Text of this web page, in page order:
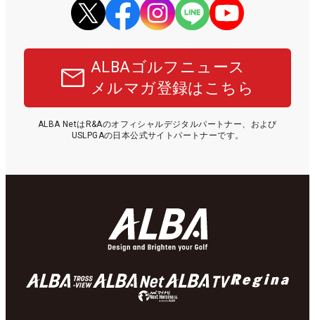
ALBAゴルフニュース
メルマガ登録はこちら
ALBA NetはR&Aのオフィシャルデジタルパートナー、および
USLPGAの日本公式サイトパートナーです。